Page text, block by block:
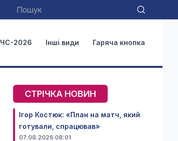
ЧС-2026 Інші види Гаряча кнопка
СТРІЧКА НОВИН
Ігор Костюк: «План на матч, який
готували, спрацював»
07.08.2026 08:01